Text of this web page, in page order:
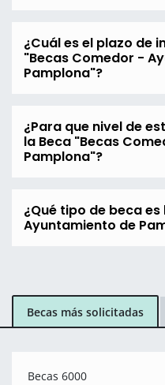
¿Cuál es el plazo de
"Becas Comedor -
Pamplona"?
¿Para que nivel de
la Beca "Becas
Pamplona"?
¿Qué tipo de beca
Ayuntamiento de
Becas más solicitadas
Becas 6000